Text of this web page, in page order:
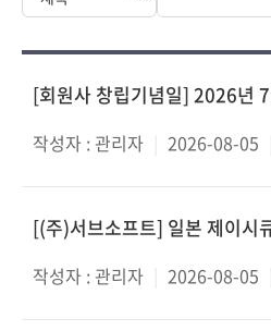
작성자 : 관리자 2026-08-05
작성자 : 관리자 2026-08-05